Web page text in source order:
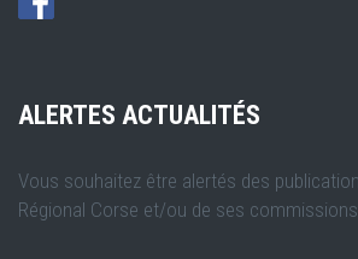
ALERTES ACTUALITÉS
Vous souhaitez être alertés des
Régional Corse et/ou de ses